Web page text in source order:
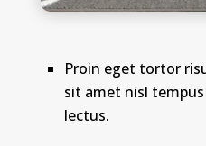
Proin eget tortor
sit amet nisl
lectus.